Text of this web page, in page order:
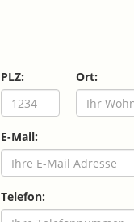
PLZ: Ort:
E-Mail:
Telefon: